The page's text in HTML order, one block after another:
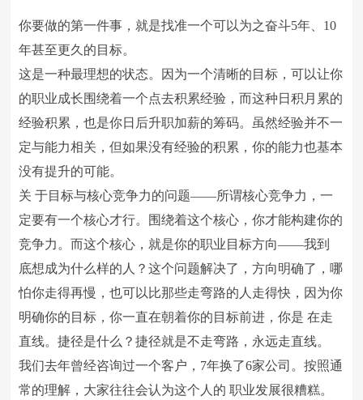
你要做的第一件事，就是找准一个可以为之奋斗5年、10
年甚至更久的目标。
这是一种最理想的状态。因为一个清晰的目标，可以让你
的职业成长围绕着一个点去积累经验，而这种日积月累的
经验积累，也是你日后升职加薪的筹码。虽然经验并不一
定与能力相关，但如果没有经验的积累，你的能力也基本
没有提升的可能。
关 于目标与核心竞争力的问题——所谓核心竞争力，一
定要有一个核心才行。围绕着这个核心，你才能构建你的
竞争力。而这个核心，就是你的职业目标方向——我到
底想成为什么样的人？这个问题解决了，方向明确了，哪
怕你走得再慢，也可以比那些走弯路的人走得快，因为你
明确你的目标，你一直在朝着你的目标前进，你是 在走
直线。捷径是什么？捷径就是不走弯路，永远走直线。
我们去年曾经咨询过一个客户，7年换了6家公司。按照通
常的理解，大家往往会认为这个人的 职业发展很糟糕。